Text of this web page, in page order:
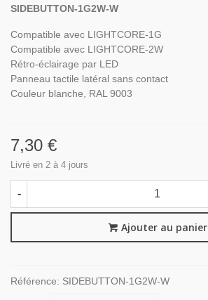
SIDEBUTTON-1G2W-W
Compatible avec LIGHTCORE-1G
Compatible avec LIGHTCORE-2W
Rétro-éclairage par LED
Panneau tactile latéral sans contact
Couleur blanche, RAL 9003
7,30 €
Livré en 2 à 4 jours
-
Ajouter au panier
Référence: SIDEBUTTON-1G2W-W